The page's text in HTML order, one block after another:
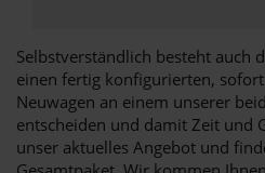
Selbstverständlich besteht auch
einen fertig konfigurierten,
Neuwagen an einem unserer
entscheiden und damit Zeit und
unser aktuelles Angebot und